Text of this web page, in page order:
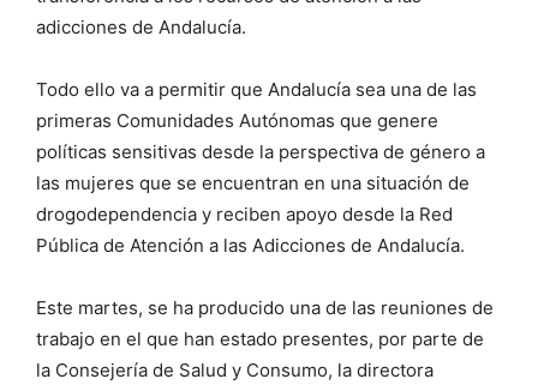
adicciones de Andalucía.
Todo ello va a permitir que Andalucía sea una de las
primeras Comunidades Autónomas que genere
políticas sensitivas desde la perspectiva de género a
las mujeres que se encuentran en una situación de
drogodependencia y reciben apoyo desde la Red
Pública de Atención a las Adicciones de Andalucía.
Este martes, se ha producido una de las reuniones de
trabajo en el que han estado presentes, por parte de
la Consejería de Salud y Consumo, la directora